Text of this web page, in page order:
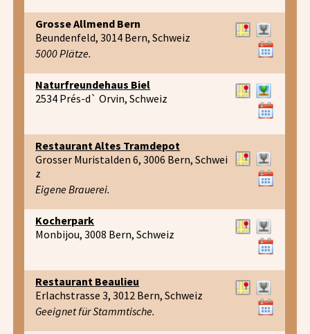
Grosse Allmend Bern
Beundenfeld, 3014 Bern, Schweiz
5000 Plätze.
Naturfreundehaus Biel
2534 Prés-d` Orvin, Schweiz
Restaurant Altes Tramdepot
Grosser Muristalden 6, 3006 Bern, Schwei
z
Eigene Brauerei.
Kocherpark
Monbijou, 3008 Bern, Schweiz
Restaurant Beaulieu
Erlachstrasse 3, 3012 Bern, Schweiz
Geeignet für Stammtische.